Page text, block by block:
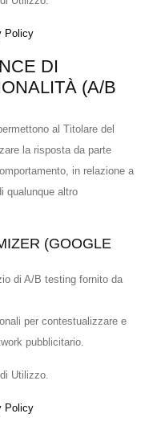
Policy
DI
(A/B
al Titolare del
la risposta da parte
in relazione a
qualunque altro
(GOOGLE
di A/B testing fornito da
per contestualizzare e
pubblicitario.
Utilizzo.
Policy